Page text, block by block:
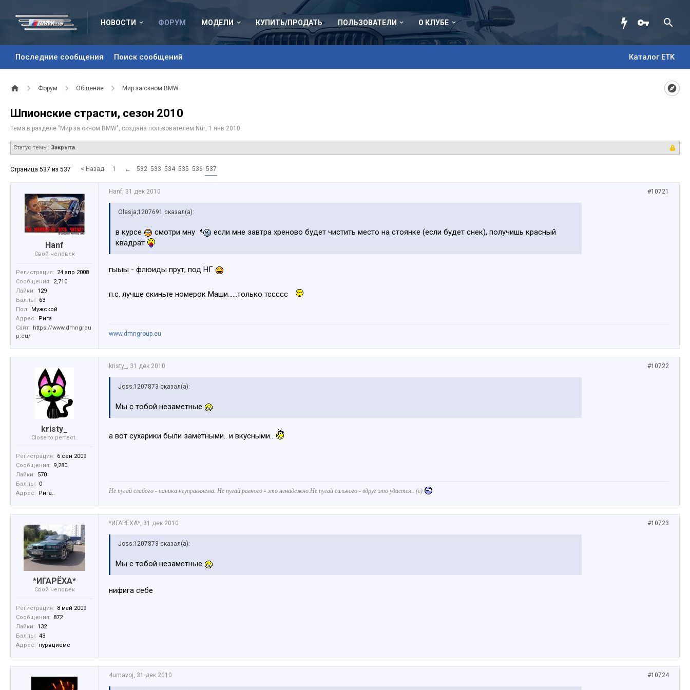
НОВОСТИ ФОРУМ
Последние сообщения Поиск сообщений Каталог ETK
МОДЕЛИ КУПИТЬ/ПРОДАТЬ ПОЛЬЗОВАТЕЛИ О КЛУБЕ
Форум Общение Мир за окном BMW
Шпионские страсти, сезон 2010
Тема в разделе " Мир за окном BMW", создана пользователем Nur, 1 янв 2010.
Статус темы: Закрыта.
Страница 537 из 537 < Назад 1 ← 532 533 534 535 536 537
Hanf
Свой человек
Регистрация: 24 апр 2008
Сообщения: 2,710
Лайки: 129
Баллы: 63
Пол: Мужской
Адрес: Рига
Сайт: https://www.dmngrou
p.eu/
#10721
Hanf, 31 дек 2010
Olesja;1207691 сказал(а):
в курсе смотри мну
если мне завтра хреново будет чистить место на стоянке (если будет снек), получишь красный
квадрат
гыыы - флюиды прут, под НГ
п.с. лучше скиньте номерок Маши......только тссссс
www.dmngroup.eu
kristy_
Close to perfect..
Регистрация: 6 сен 2009
Сообщения: 9,280
Лайки: 570
Баллы: 0
Адрес: Рига..
#10722
kristy_ , 31 дек 2010
Joss;1207873 сказал(а):
Мы с тобой незаметные
а вот сухарики были заметными.. и вкусными..
Не пугай слабого - паника неуправляема. Не пугай равного - это ненадежно.Не пугай сильного - вдруг это удастся.. (с)
*ИГАРЁХА*
Свой человек
Регистрация: 8 май 2009
Сообщения: 872
Лайки: 132
Баллы: 43
Адрес: пурвциемс
#10723
*ИГАРЁХА*, 31 дек 2010
Joss;1207873 сказал(а):
Мы с тобой незаметные
нифига себе
#10724
4umavoj, 31 дек 2010